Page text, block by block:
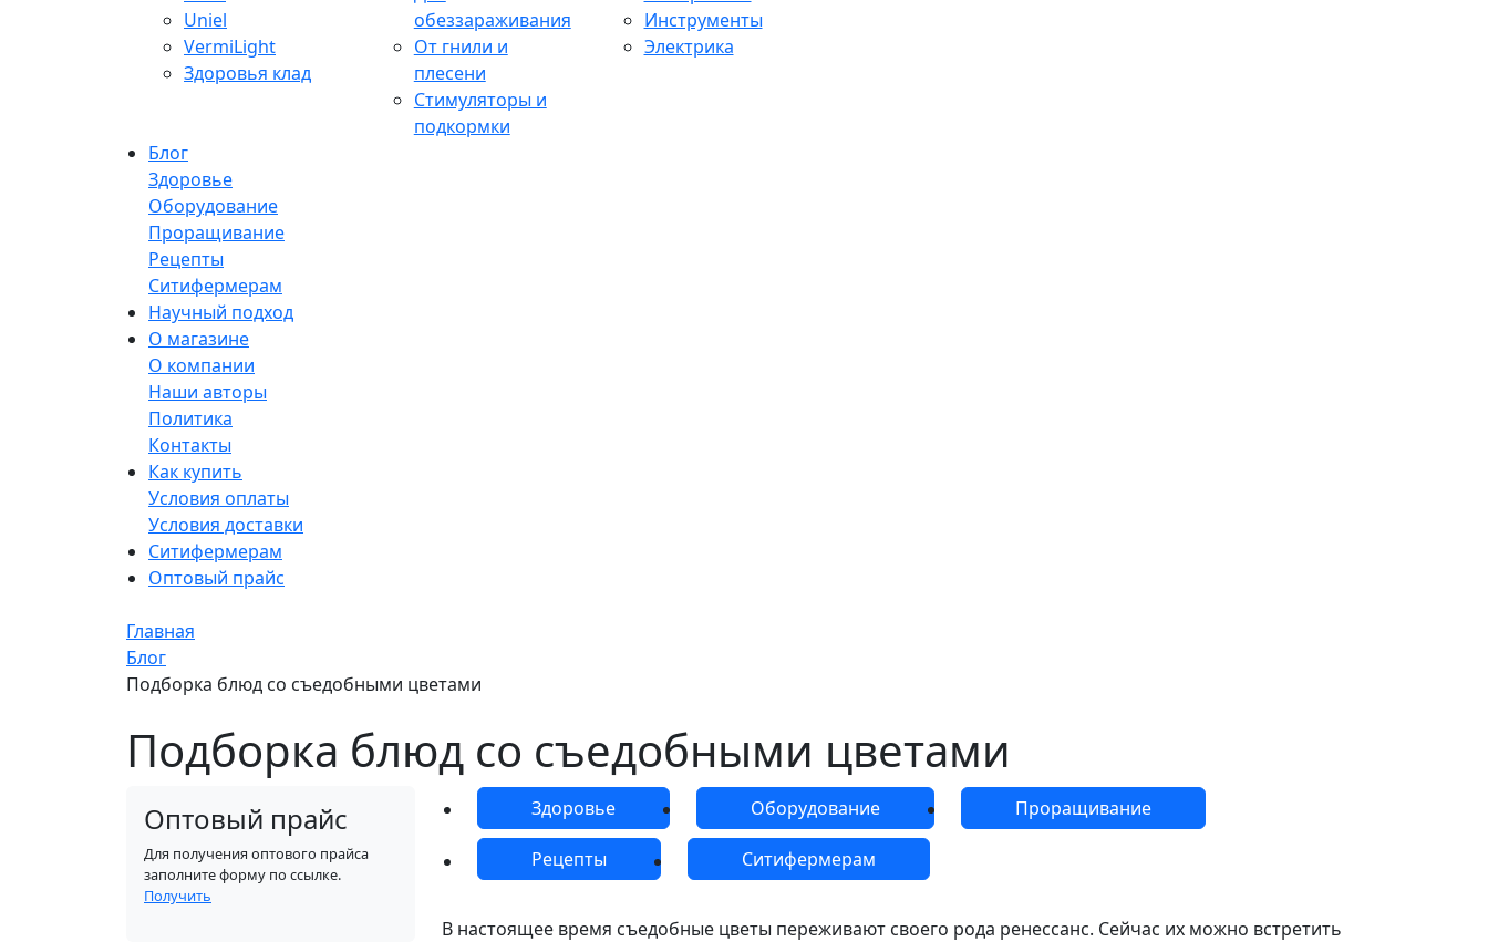
Uniel
VermiLight
Здоровья клад
обеззараживания
От гнили и
плесени
Стимуляторы и
подкормки
Инструменты
Электрика
Блог
Здоровье
Оборудование
Проращивание
Рецепты
Ситифермерам
Научный подход
О магазине
О компании
Наши авторы
Политика
Контакты
Как купить
Условия оплаты
Условия доставки
Ситифермерам
Оптовый прайс
Главная
Блог
Подборка блюд со съедобными цветами
Подборка блюд со съедобными цветами
Оптовый прайс
Для получения оптового прайса
заполните форму по ссылке.
Получить
Здоровье Оборудование Проращивание
Рецепты Ситифермерам
В настоящее время съедобные цветы переживают своего рода ренессанс. Сейчас их можно встретить